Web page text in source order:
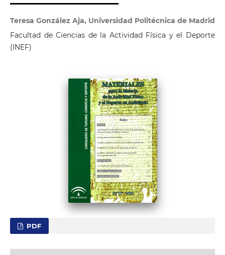
Teresa González Aja, Universidad Politécnica de Madrid
Facultad de Ciencias de la Actividad Física y el Deporte
(INEF)
PDF